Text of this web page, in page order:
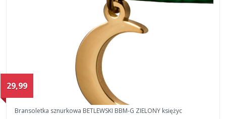
29,99
Bransoletka sznurkowa BETLEWSKI BBM-G ZIELONY księżyc